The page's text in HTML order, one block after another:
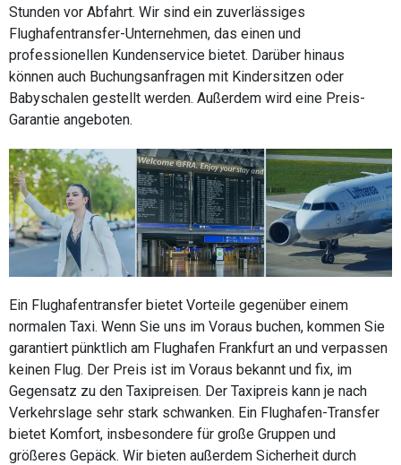
Stunden vor Abfahrt. Wir sind ein zuverlässiges
Flughafentransfer-Unternehmen, das einen und
professionellen Kundenservice bietet. Darüber hinaus
können auch Buchungsanfragen mit Kindersitzen oder
Babyschalen gestellt werden. Außerdem wird eine Preis-
Garantie angeboten.
Ein Flughafentransfer bietet Vorteile gegenüber einem
normalen Taxi. Wenn Sie uns im Voraus buchen, kommen Sie
garantiert pünktlich am Flughafen Frankfurt an und verpassen
keinen Flug. Der Preis ist im Voraus bekannt und fix, im
Gegensatz zu den Taxipreisen. Der Taxipreis kann je nach
Verkehrslage sehr stark schwanken. Ein Flughafen-Transfer
bietet Komfort, insbesondere für große Gruppen und
größeres Gepäck. Wir bieten außerdem Sicherheit durch